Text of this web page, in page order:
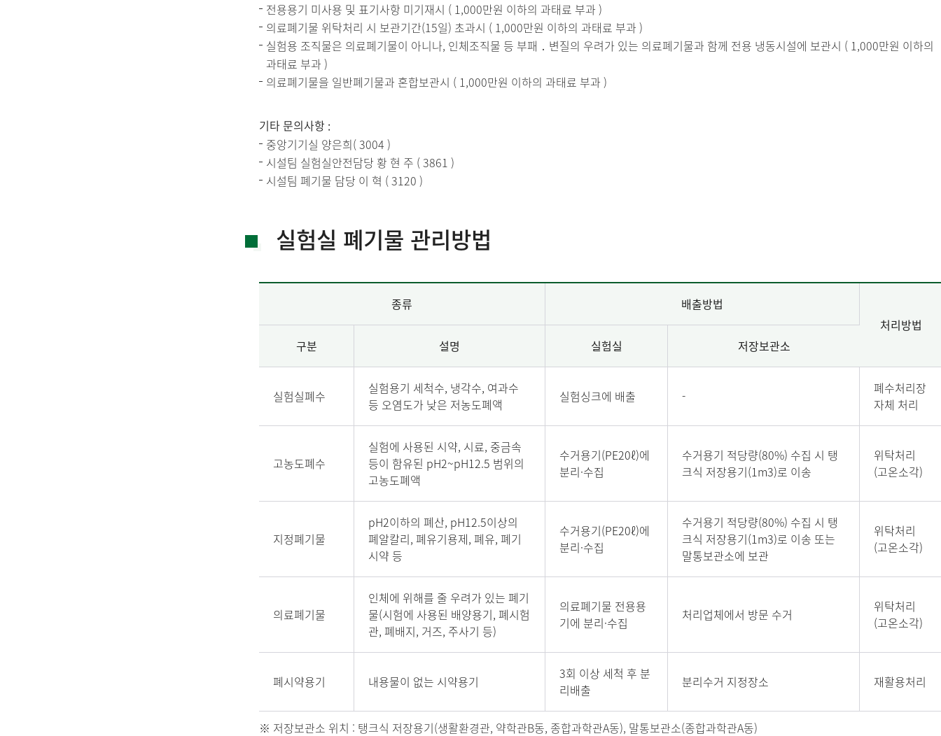
전용용기 미사용 및 표기사항 미기재시 ( 1,000만원 이하의 과태료 부과 )
의료폐기물 위탁처리 시 보관기간(15일) 초과시 ( 1,000만원 이하의 과태료 부과 )
실험용 조직물은 의료폐기물이 아니나, 인체조직물 등 부패 ․ 변질의 우려가 있는 의료폐기물과 함께 전용 냉동시설에 보관시 ( 1,000만원 이하의
과태료 부과 )
의료폐기물을 일반폐기물과 혼합보관시 ( 1,000만원 이하의 과태료 부과 )
기타 문의사항 :
중앙기기실 양은희( 3004 )
시설팀 실험실안전담당 황 현 주 ( 3861 )
시설팀 폐기물 담당 이 혁 ( 3120 )
실험실 폐기물 관리방법
종류
배출방법
처리방법
구분
설명 실험실 저장보관소
실험실폐수
실험용기 세척수, 냉각수, 여과수
등 오염도가 낮은 저농도폐액
실험싱크에 배출 -
폐수처리장
자체 처리
고농도폐수
실험에 사용된 시약, 시료, 중금속
등이 함유된 pH2~pH12.5 범위의
고농도폐액
수거용기(PE20ℓ)에
분리·수집
수거용기 적당량(80%) 수집 시 탱
크식 저장용기(1m3)로 이송
위탁처리
(고온소각)
지정폐기물
pH2이하의 폐산, pH12.5이상의
폐알칼리, 폐유기용제, 폐유, 폐기
시약 등
수거용기(PE20ℓ)에
분리·수집
수거용기 적당량(80%) 수집 시 탱
크식 저장용기(1m3)로 이송 또는
말통보관소에 보관
위탁처리
(고온소각)
의료폐기물
인체에 위해를 줄 우려가 있는 폐기
물(시험에 사용된 배양용기, 폐시험
관, 폐배지, 거즈, 주사기 등)
의료폐기물 전용용
기에 분리·수집
처리업체에서 방문 수거
위탁처리
(고온소각)
폐시약용기 내용물이 없는 시약용기
3회 이상 세척 후 분
리배출
분리수거 지정장소 재활용처리
저장보관소 위치 : 탱크식 저장용기(생활환경관, 약학관B동, 종합과학관A동), 말통보관소(종합과학관A동)